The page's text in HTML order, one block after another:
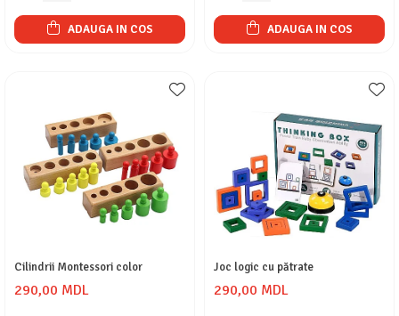
ADAUGA IN COS ADAUGA IN COS
Cilindrii Montessori color
290,00 MDL
Joc logic cu pătrate
290,00 MDL